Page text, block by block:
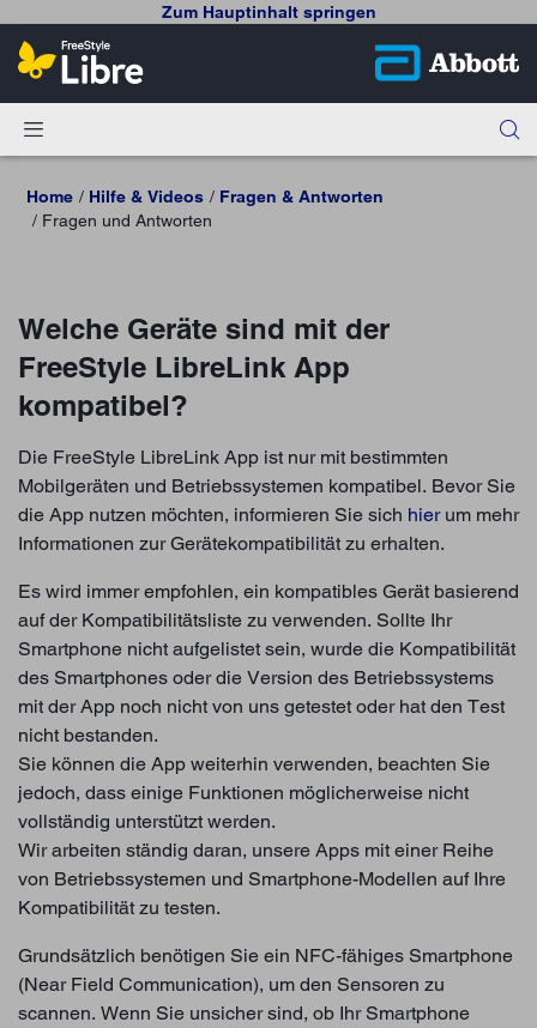
Zum Hauptinhalt springen
Home Hilfe & Videos
Fragen & Antworten
Fragen und Antworten
Welche Geräte sind mit der
FreeStyle LibreLink App
kompatibel?
Die FreeStyle LibreLink App ist nur mit bestimmten
Mobilgeräten und Betriebssystemen kompatibel. Bevor Sie
die App nutzen möchten, informieren Sie sich hierum mehr
Informationen zur Gerätekompatibilität zu erhalten.
Es wird immer empfohlen, ein kompatibles Gerät basierend
auf der Kompatibilitätsliste zu verwenden. Sollte Ihr
Smartphone nicht aufgelistet sein, wurde die Kompatibilität
des Smartphones oder die Version des Betriebssystems
mit der App noch nicht von uns getestet oder hat den Test
nicht bestanden.
Sie können die App weiterhin verwenden, beachten Sie
jedoch, dass einige Funktionen möglicherweise nicht
vollständig unterstützt werden.
Wir arbeiten ständig daran, unsere Apps mit einer Reihe
von Betriebssystemen und Smartphone-Modellen auf Ihre
Kompatibilität zu testen.
Grundsätzlich benötigen Sie ein NFC-fähiges Smartphone
(Near Field Communication), um den Sensoren zu
scannen. Wenn Sie unsicher sind, ob Ihr Smartphone